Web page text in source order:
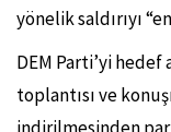
yönelik saldırıyı
DEM Parti’yi hedef
toplantısı ve